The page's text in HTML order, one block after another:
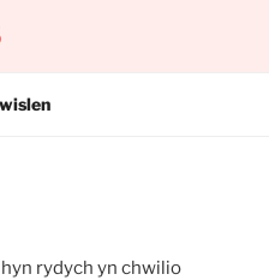
rydych yn chwilio